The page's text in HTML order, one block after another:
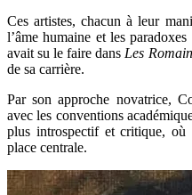
Ces artistes, chacun à leur
l’âme humaine et les
avait su le faire dans Les
de sa carrière.
Par son approche novatrice,
avec les conventions
plus introspectif et critique,
place centrale.